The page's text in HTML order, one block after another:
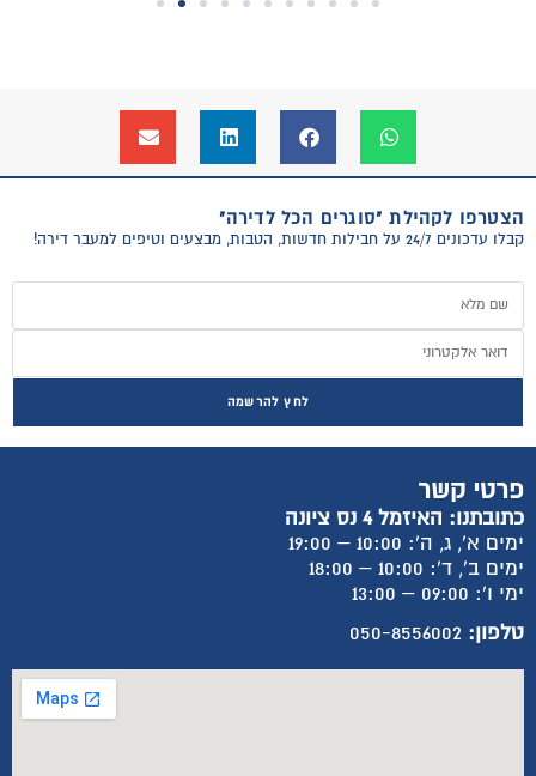
הצטרפו לקהילת "סוגרים הכל לדירה"
קבלו עדכונים 24/7 על חבילות חדשות, הטבות, מבצעים וטיפים למעבר דירה!
לחץ להרשמה
פרטי קשר
כתובתנו: האיזמל 4 נס ציונה
ימים א', ג, ה': 10:00 – 19:00
ימים ב', ד': 10:00 – 18:00
ימי ו': 09:00 – 13:00
טלפון: 050-8556002